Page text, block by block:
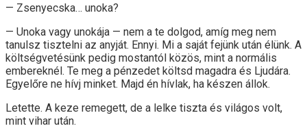
— Zsenyecska… unoka?
— Unoka vagy unokája — nem a te dolgod, amíg meg nem
tanulsz tisztelni az anyját. Ennyi. Mi a saját fejünk után élünk. A
költségvetésünk pedig mostantól közös, mint a normális
embereknél. Te meg a pénzedet költsd magadra és Ljudára.
Egyelőre ne hívj minket. Majd én hívlak, ha készen állok.
Letette. A keze remegett, de a lelke tiszta és világos volt,
mint vihar után.